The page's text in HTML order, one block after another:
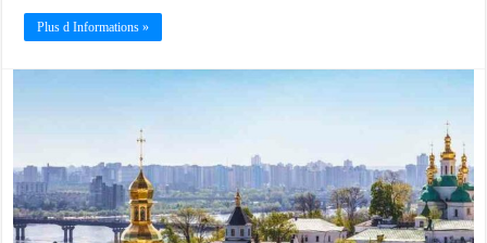
Plus d Informations »